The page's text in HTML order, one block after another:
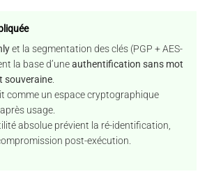
et la segmentation des clés (PGP + AES-
la base d’uneauthentification sans mot
souveraine
comme un espace cryptographique
usage.
absolue prévient la ré-identification,
post-exécution.